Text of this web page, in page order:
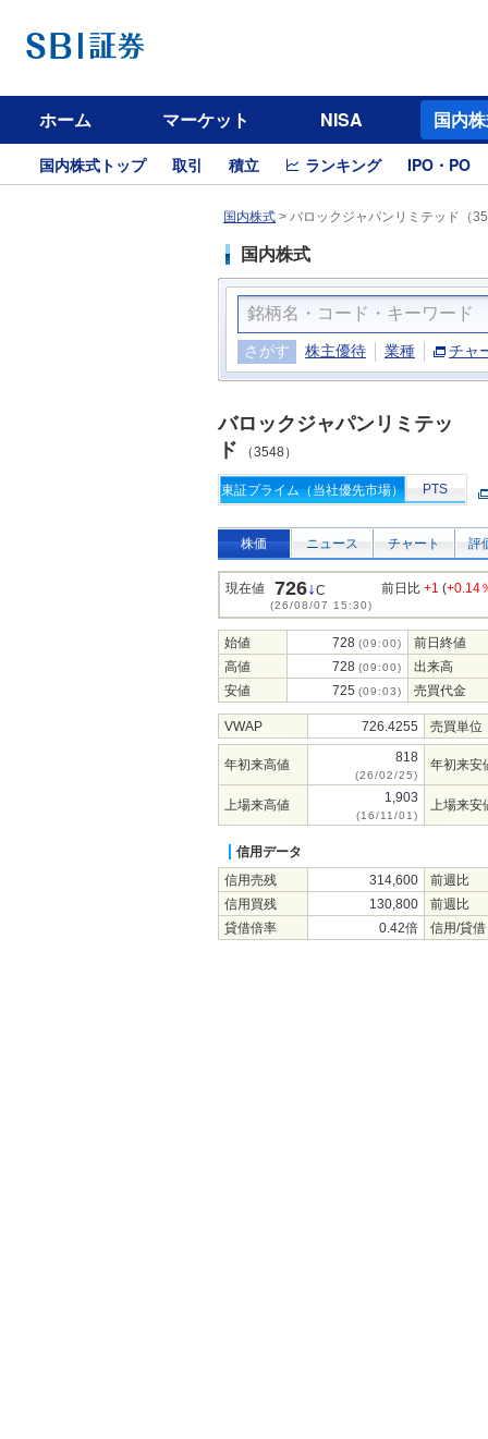
ホーム マーケット NISA 国内
国内株式トップ 取引 積立 ランキング IPO・PO
国内株式 > バロックジャパンリミテッド（
国内株式
さがす 株主優待 業種 チャ
バロックジャパンリミテッ
ド （3548）
東証プライム（当社優先市場） PTS
株価 ニュース チャート 評
現在値 726↓C
(26/08/07 15:30)
前日比 +1 (+0.14
始値 728 (09:00)
前日終値
高値
728 (09:00)
出来高
安値
725 (09:03) 売買代金
VWAP 726.4255 売買単位
年初来高値 818
(26/02/25)
年初来安
上場来高値 1,903
(16/11/01)
上場来安
信用データ
信用売残
314,600
前週比
信用買残
130,800
前週比
貸借倍率
0.42倍 信用/貸借